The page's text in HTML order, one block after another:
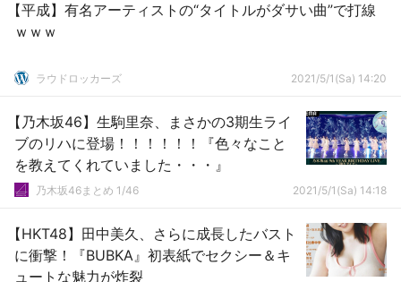
【平成】有名アーティストの“タイトルがダサい曲”で打線
ｗｗｗ
ラウドロッカーズ 2021/5/1(Sa) 14:20
【乃木坂46】生駒里奈、まさかの3期生ライ
ブのリハに登場！！！！！！『色々なこと
を教えてくれていました・・・』
乃木坂46まとめ 1/46 2021/5/1(Sa) 14:18
【HKT48】田中美久、さらに成長したバスト
に衝撃！『BUBKA』初表紙でセクシー＆キ
ュートな魅力が炸裂